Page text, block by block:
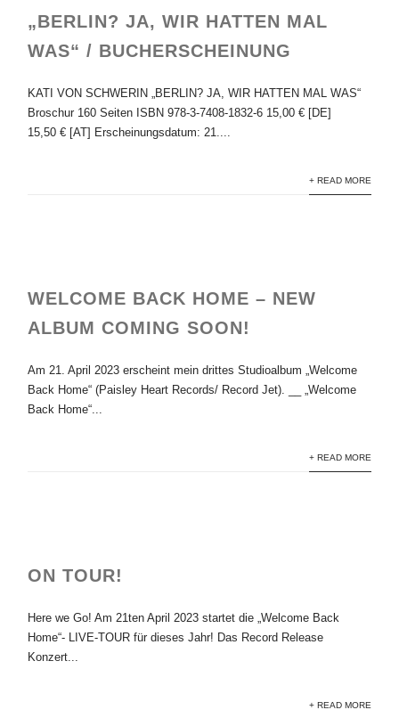
„BERLIN? JA, WIR HATTEN MAL
WAS“ / BUCHERSCHEINUNG
KATI VON SCHWERIN „BERLIN? JA, WIR HATTEN MAL WAS“
Broschur 160 Seiten ISBN 978-3-7408-1832-6 15,00 € [DE]
15,50 € [AT] Erscheinungsdatum: 21....
+ READ MORE
WELCOME BACK HOME – NEW
ALBUM COMING SOON!
Am 21. April 2023 erscheint mein drittes Studioalbum „Welcome
Back Home“ (Paisley Heart Records/ Record Jet). __ „Welcome
Back Home“...
+ READ MORE
ON TOUR!
Here we Go! Am 21ten April 2023 startet die „Welcome Back
Home“- LIVE-TOUR für dieses Jahr! Das Record Release
Konzert...
+ READ MORE